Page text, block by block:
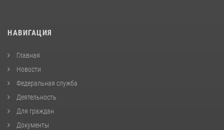
НАВИГАЦИЯ
Главная
Новости
Федеральная служба
Деятельность
Для граждан
Документы